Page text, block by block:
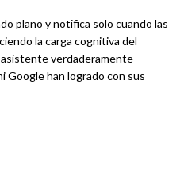
plano y notifica solo cuando las
la carga cognitiva del
verdaderamente
Google han logrado con sus